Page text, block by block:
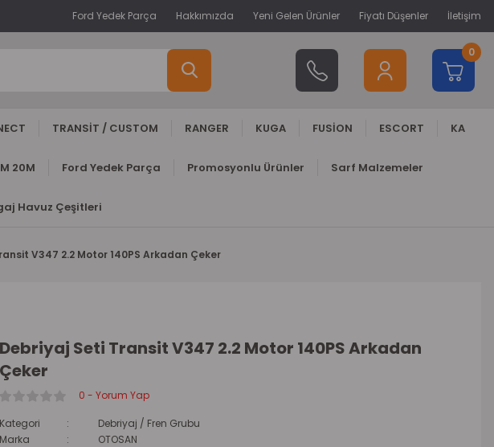
Ford Yedek Parça Hakkımızda Yeni Gelen Ürünler Fiyatı Düşenler İletişim
0
TRANSİT / CUSTOM RANGER KUGA FUSİON ESCORT KA
20M Ford Yedek Parça Promosyonlu Ürünler Sarf Malzemeler
Havuz Çeşitleri
V347 2.2 Motor 140PS Arkadan Çeker
Debriyaj Seti Transit V347 2.2 Motor 140PS Arkadan
Çeker
0 - Yorum Yap
Kategori
Debriyaj / Fren Grubu
Marka
OTOSAN